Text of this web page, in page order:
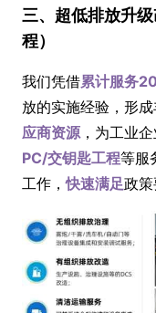
三、超低排放升
程）
我们凭借累计服务
放的实施经验，形
应商资源 ，为工业
PC/交钥匙工程等服
工作，快速满足政策